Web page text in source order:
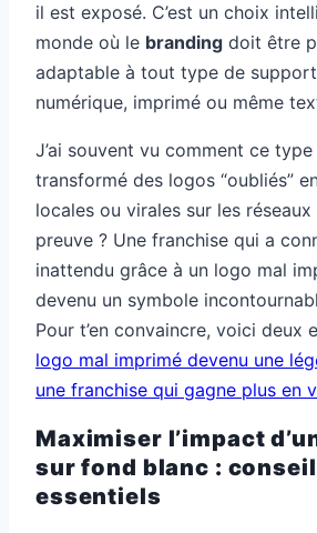
il est exposé. C’est un choix
monde où le branding doit être
adaptable à tout type de
numérique, imprimé ou même
J’ai souvent vu comment ce type
transformé des logos “oubliés”
locales ou virales sur les réseaux
preuve ? Une franchise qui a
inattendu grâce à un logo mal
devenu un symbole
Pour t’en convaincre, voici deux
logo mal imprimé devenu une
une franchise qui gagne plus en
Maximiser l’impact
sur fond blanc :
essentiels